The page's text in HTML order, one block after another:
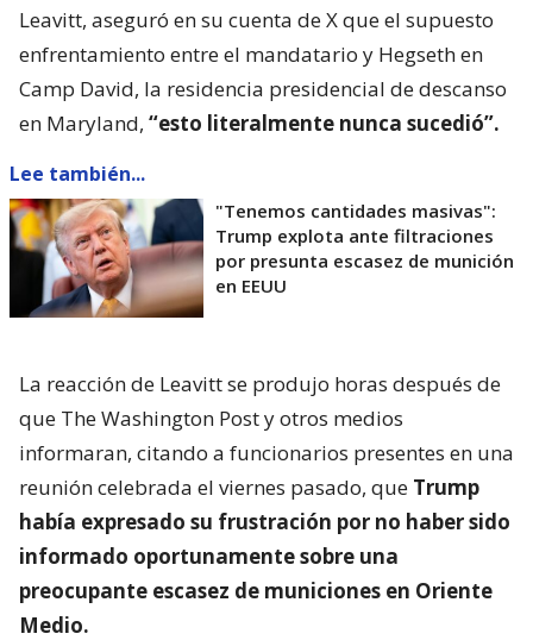
Leavitt, aseguró en su cuenta de X que el supuesto
enfrentamiento entre el mandatario y Hegseth en
Camp David, la residencia presidencial de descanso
en Maryland, “esto literalmente nunca sucedió”.
Lee también...
"Tenemos cantidades masivas":
Trump explota ante filtraciones
por presunta escasez de munición
en EEUU
La reacción de Leavitt se produjo horas después de
que The Washington Post y otros medios
informaran, citando a funcionarios presentes en una
reunión celebrada el viernes pasado, que Trump
había expresado su frustración por no haber sido
informado oportunamente sobre una
preocupante escasez de municiones en Oriente
Medio.